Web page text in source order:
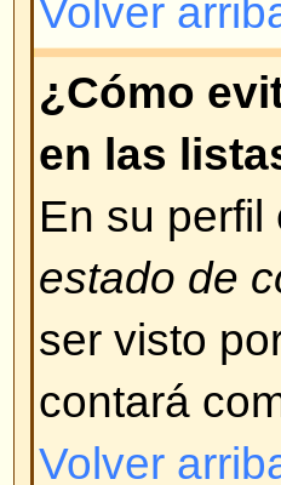
pide
abusen del
concuerda con
administrador
Volver arriba
¡Me registré
conectarme!
Lo más
de usuario o
correo,